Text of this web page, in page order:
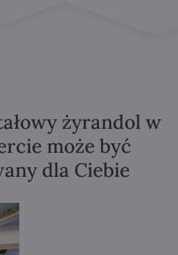
żyrandol w
może być
dla Ciebie